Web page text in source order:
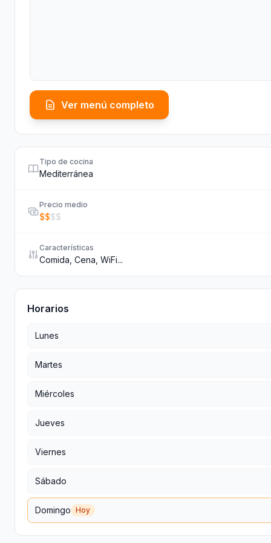
Ver menú completo
Tipo de cocina
Mediterránea
Precio medio
$$$$
Características
Comida, Cena, WiFi...
Horarios
Lunes
Martes
Miércoles
Jueves
Viernes
Sábado
Domingo Hoy